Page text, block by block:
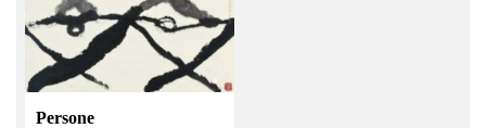
Persone